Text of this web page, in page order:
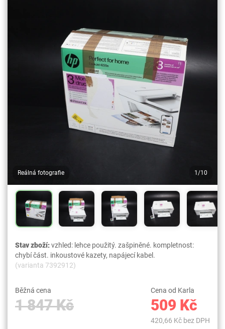
Reálná fotografie 1/10
Stav zboží:vzhled: lehce použitý. zašpiněné. kompletnost:
chybí část. inkoustové kazety, napájecí kabel.
(varianta 7392912)
Běžná cena
1 847 Kč
Cena od Karla
509 Kč
420,66 Kč bez DPH